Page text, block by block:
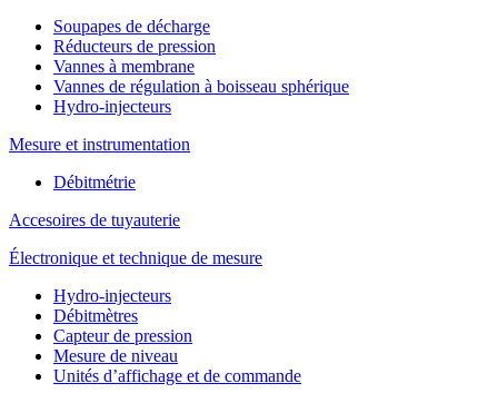
Soupapes de décharge
Réducteurs de pression
Vannes à membrane
Vannes de régulation à boisseau sphérique
Hydro-injecteurs
Mesure et instrumentation
Débitmétrie
Accesoires de tuyauterie
Électronique et technique de mesure
Hydro-injecteurs
Débitmètres
Capteur de pression
Mesure de niveau
Unités d’affichage et de commande